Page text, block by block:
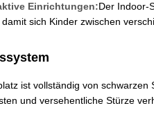
Einrichtungen:Der Indoor-
sich Kinder zwischen
ist vollständig von
und versehentliche Stürze